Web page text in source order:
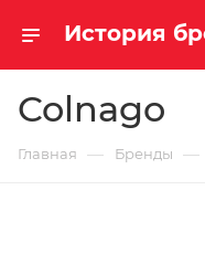
Colnago
Главная — Бренды —